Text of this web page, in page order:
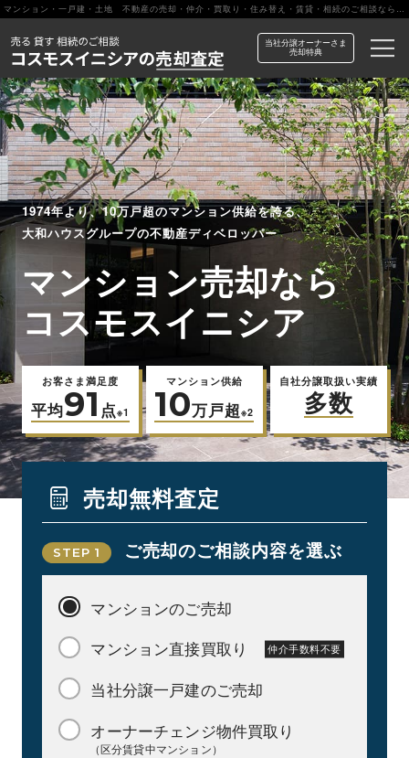
マンション・一戸建・土地 不動産の売却・仲介・買取り・住み替え・賃貸・相続のご相談なら【コスモスイニシアの売却査定】
当社分譲オーナーさま
売却特典
1974年より、10万戸超のマンション供給を誇る、
大和ハウスグループの不動産ディベロッパー
マンション売却なら
コスモスイニシア
お客さま満足度
平均91 点※1
マンション供給
10万戸超※2
自社分譲取扱い実績
多数
売却無料査定
STEP 1 ご売却のご相談内容を選ぶ
マンションのご売却
マンション直接買取り
仲介手数料不要
当社分譲一戸建のご売却
オーナーチェンジ物件買取り
（区分賃貸中マンション）